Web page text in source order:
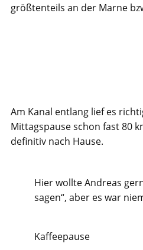
größtenteils an der Marne
Am Kanal entlang lief es
Mittagspause schon fast 80
definitiv nach Hause.
Hier wollte Andreas
sagen“, aber es war
Kaffeepause